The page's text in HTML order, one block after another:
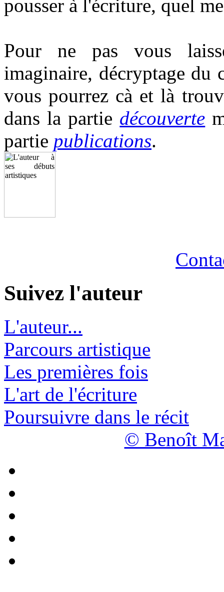
pousser à l'écriture, quel
Pour ne pas vous
imaginaire, décryptage du
vous pourrez cà et là
dans la partie découverte
partie publications.
Suivez l'auteur
L'auteur...
Parcours artistique
Les premières fois
L'art de l'écriture
Poursuivre dans le récit
© Benoît